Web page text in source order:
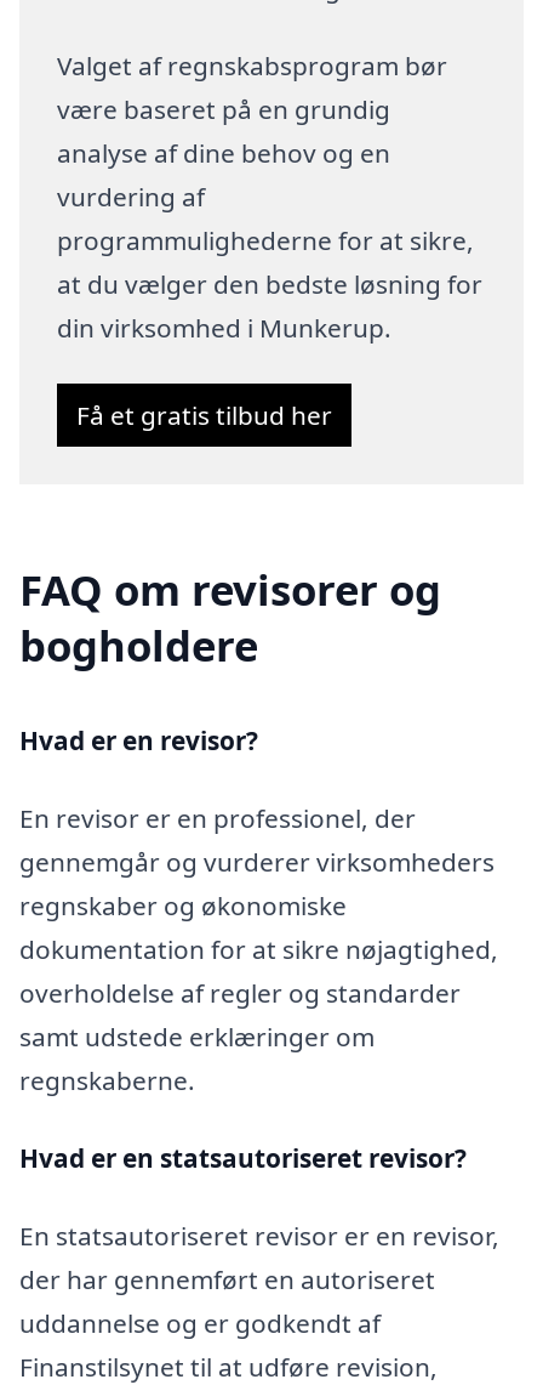
Valget af regnskabsprogram bør
være baseret på en grundig
analyse af dine behov og en
vurdering af
programmulighederne for at sikre,
at du vælger den bedste løsning for
din virksomhed i Munkerup.
Få et gratis tilbud her
FAQ om revisorer og
bogholdere
Hvad er en revisor?
En revisor er en professionel, der
gennemgår og vurderer virksomheders
regnskaber og økonomiske
dokumentation for at sikre nøjagtighed,
overholdelse af regler og standarder
samt udstede erklæringer om
regnskaberne.
Hvad er en statsautoriseret revisor?
En statsautoriseret revisor er en revisor,
der har gennemført en autoriseret
uddannelse og er godkendt af
Finanstilsynet til at udføre revision,